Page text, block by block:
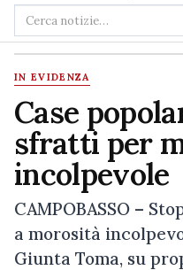
Cerca
nel
sito
IN EVIDENZA
Case
sfratti per
incolpevole
CAMPOBASSO –
a morosità
Giunta Toma, su